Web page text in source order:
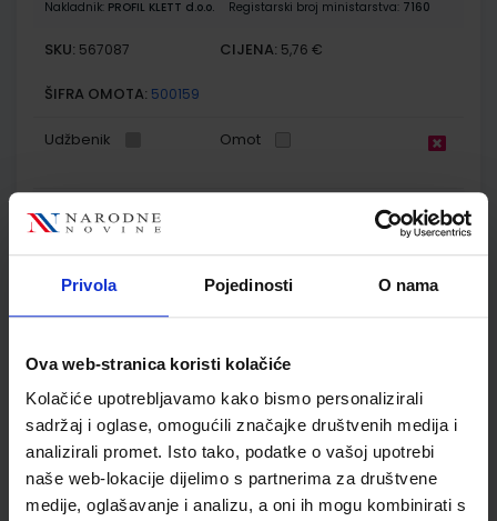
Privola Pojedinosti O nama
Ova web-stranica koristi kolačiće
Kolačiće upotrebljavamo kako bismo personalizirali
sadržaj i oglase, omogućili značajke društvenih medija i
analizirali promet. Isto tako, podatke o vašoj upotrebi
naše web-lokacije dijelimo s partnerima za društvene
medije, oglašavanje i analizu, a oni ih mogu kombinirati s
Nakladnik: PROFIL KLETT d.o.o. Registarski broj ministarstva: 7160
SKU: 567087 CIJENA: 5,76 €
ŠIFRA OMOTA: 500159
Udžbenik Omot
POGLED U SVIJET 2, TRAGOM PRIRODE I DRUŠTVA; 2. dio, radni
udžbenik za 2. razred osnovne škole
Nakladnik:PROFIL KLETT d.o.o. Registarski broj ministarstva:7161
ŠIFRA OMOTA: 500159
Udžbenik Omot
PRIRODA I DRUŠTVO 2; nastavni listići iz prirode i društva za
drugi razred osnovne škole